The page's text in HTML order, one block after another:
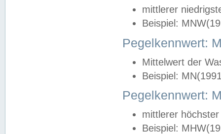
mittlerer
Beispiel:
Pegelkennwert:
Mittelwert der
Beispiel:
Pegelkennwert:
mittlerer
Beispiel: